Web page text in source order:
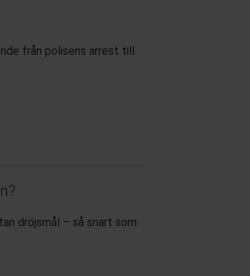
från polisens arrest till
dröjsmål – så snart som